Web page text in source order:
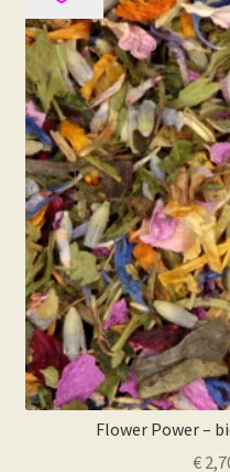
Flower Power –
€